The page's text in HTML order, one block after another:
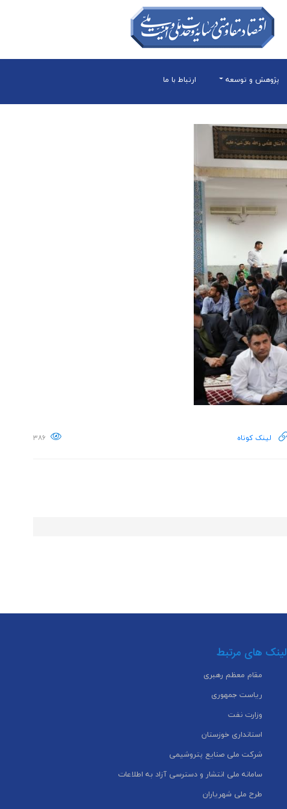
پژوهش و توسعه ارتباط با ما
لینک کوتاه ۳۸۶
لینک های مرتبط
مقام معظم رهبری
ریاست جمهوری
وزارت نفت
استانداری خوزستان
شرکت ملی صنایع پتروشیمی
سامانه ملی انتشار و دسترسی آزاد به اطلاعات
طرح ملی شهریاران